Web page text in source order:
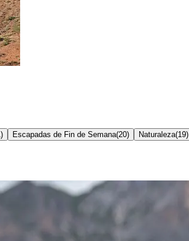
) Escapadas de Fin de Semana(20) Naturaleza(19)